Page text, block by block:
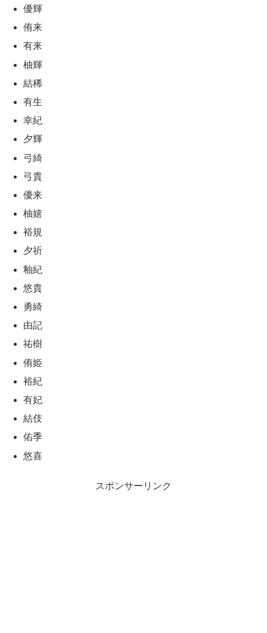
優輝
侑来
有来
柚輝
結稀
有生
幸紀
夕輝
弓綺
弓貴
優来
柚嬉
裕規
夕祈
釉紀
悠貴
勇綺
由記
祐樹
侑姫
裕紀
有妃
結伎
佑季
悠喜
スポンサーリンク